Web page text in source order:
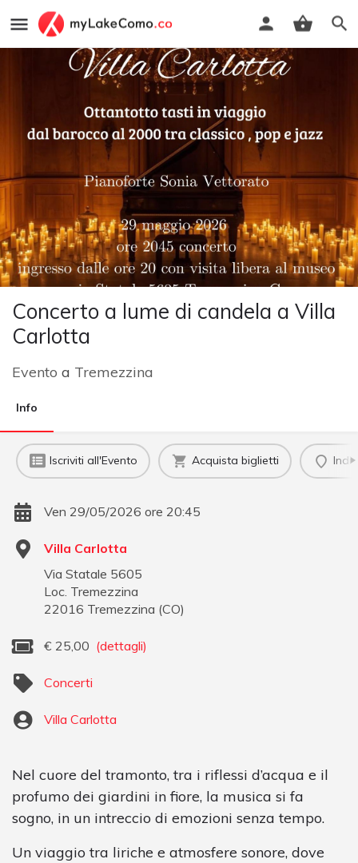
Concerto a lume di candela a Villa
Carlotta
Evento a Tremezzina
Info
Iscriviti all'Evento Acquista biglietti
Ven 29/05/2026 ore 20:45
Villa Carlotta
Via Statale 5605
Loc. Tremezzina
22016 Tremezzina (CO)
€ 25,00 (dettagli)
Concerti
Villa Carlotta
Nel cuore del tramonto, tra i riflessi d’acqua e il
profumo dei giardini in fiore, la musica si fa
sogno, in un intreccio di emozioni senza tempo.
Un viaggio tra liriche e atmosfere sonore, dove